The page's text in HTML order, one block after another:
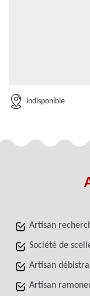
indisponible
Artisan
Société de
Artisan
Artisan